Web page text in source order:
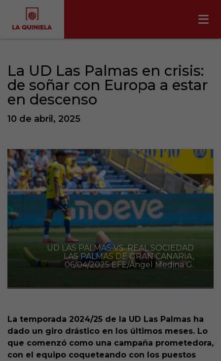
La UD Las Palmas en crisis:
de soñar con Europa a estar
en descenso
10 de abril, 2025
UD LAS PALMAS VS. REAL SOCIEDAD
LAS PALMAS DE GRAN CANARIA,
06/04/2025 EFE/Ángel Medina G.
La temporada 2024/25 de la UD Las Palmas ha
dado un giro drástico en los últimos meses. Lo
que comenzó como una campaña prometedora,
con el equipo coqueteando con los puestos